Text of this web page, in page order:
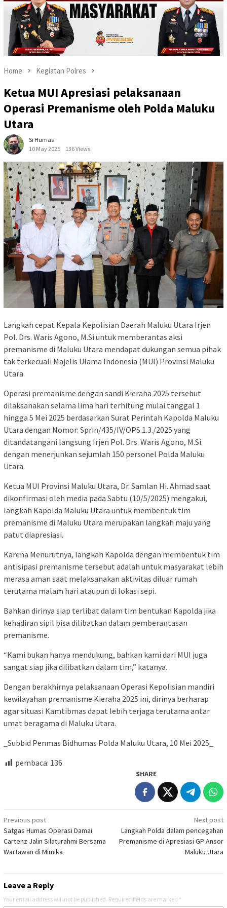
Home Kegiatan Polres
Ketua MUI Apresiasi pelaksanaan
Operasi Premanisme oleh Polda Maluku
Utara
Si Humas
10 May 2025
136 Views
Langkah cepat Kepala Kepolisian Daerah Maluku Utara Irjen
Pol. Drs. Waris Agono, M.Si untuk memberantas aksi
premanisme di Maluku Utara mendapat dukungan semua pihak
tak terkecuali Majelis Ulama Indonesia (MUI) Provinsi Maluku
Utara.
Operasi premanisme dengan sandi Kieraha 2025 tersebut
dilaksanakan selama lima hari terhitung mulai tanggal 1
hingga 5 Mei 2025 berdasarkan Surat Perintah Kapolda Maluku
Utara dengan Nomor: Sprin/435/IV/OPS.1.3./2025 yang
ditandatangani langsung Irjen Pol. Drs. Waris Agono, M.Si.
dengan menerjunkan sejumlah 150 personel Polda Maluku
Utara.
Ketua MUI Provinsi Maluku Utara, Dr. Samlan Hi. Ahmad saat
dikonfirmasi oleh media pada Sabtu (10/5/2025) mengakui,
langkah Kapolda Maluku Utara untuk membentuk tim
premanisme di Maluku Utara merupakan langkah maju yang
patut diapresiasi.
Karena Menurutnya, langkah Kapolda dengan membentuk tim
antisipasi premanisme tersebut adalah untuk masyarakat lebih
merasa aman saat melaksanakan aktivitas diluar rumah
terutama malam hari ataupun di lokasi sepi.
Bahkan dirinya siap terlibat dalam tim bentukan Kapolda jika
kehadiran sipil bisa dilibatkan dalam pemberantasan
premanisme.
“Kami bukan hanya mendukung, bahkan kami dari MUI juga
sangat siap jika dilibatkan dalam tim,” katanya.
Dengan berakhirnya pelaksanaan Operasi Kepolisian mandiri
kewilayahan premanisme Kieraha 2025 ini, dirinya berharap
agar situasi Kamtibmas dapat lebih terjaga terutama antar
umat beragama di Maluku Utara.
_Subbid Penmas Bidhumas Polda Maluku Utara, 10 Mei 2025_
pembaca: 136
SHARE
Post
navigation
Previous post
Satgas Humas Operasi Damai
Cartenz Jalin Silaturahmi Bersama
Wartawan di Mimika
Next post
Langkah Polda dalam pencegahan
Premanisme di Apresiasi GP Ansor
Maluku Utara
Leave a Reply
Your email address will not be published. Required fields are marked *